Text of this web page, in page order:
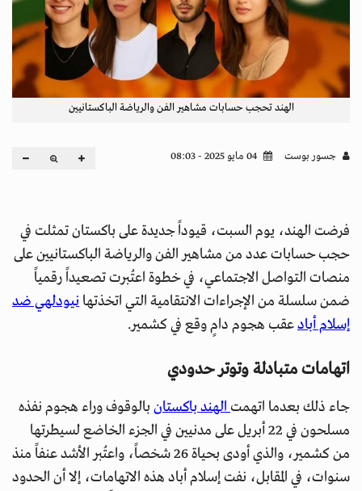
الهند تحجب حسابات مشاهير الفن والرياضة الباكستانيين
جسور بوست
فرضت الهند، يوم السبت، قيوداً جديدة على باكستان تمثلت في
حجب حسابات عدد من مشاهير الفن والرياضة الباكستانيين على
منصات التواصل الاجتماعي، في خطوة اعتُبرت تصعيداً رقمياً
ضمن سلسلة من الإجراءات الانتقامية التي اتخذتها نيودلهي ضد
إسلام أبادعقب هجوم دامٍ وقع في كشمير.
اتهامات متبادلة وتوتر حدودي
جاء ذلك بعدما اتهمتالهند باكستان بالوقوف وراء هجوم نفذه
مسلحون في 22 أبريل على مدنيين في الجزء الخاضع لسيطرتها
من كشمير، والذي أودى بحياة 26 شخصاً، واعتُبر الأشد عنفاً منذ
سنوات، في المقابل، نفت إسلام أباد هذه الاتهامات، إلا أن الحدود